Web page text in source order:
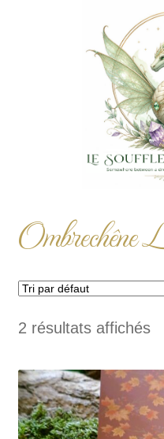
Ombrechêne
2 résultats affichés